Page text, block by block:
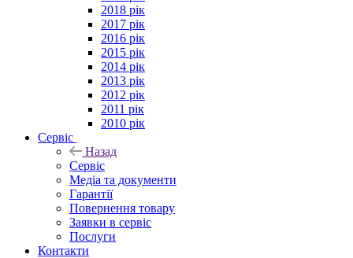
2018 рік
2017 рік
2016 рік
2015 рік
2014 рік
2013 рік
2012 рік
2011 рік
2010 рік
Сервіс
Назад
Сервіс
Медіа та документи
Гарантії
Повернення товару
Заявки в сервіс
Послуги
Контакти